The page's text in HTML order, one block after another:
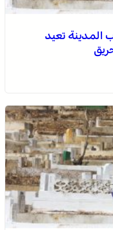
المدينة تعيد